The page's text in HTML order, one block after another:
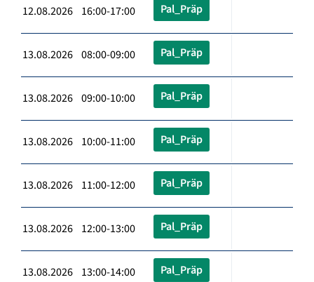
12.08.2026 16:00-17:00 Pal_Präp
13.08.2026 08:00-09:00 Pal_Präp
13.08.2026 09:00-10:00 Pal_Präp
13.08.2026 10:00-11:00 Pal_Präp
13.08.2026 11:00-12:00 Pal_Präp
13.08.2026 12:00-13:00 Pal_Präp
13.08.2026 13:00-14:00 Pal_Präp